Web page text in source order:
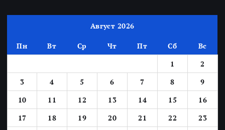
Август 2026
Пн Вт Ср Чт Пт Сб
Вс
1
2
3
4 5 6 7 8
9
10
11 12 13 14 15
16
17
18 19 20 21 22
23